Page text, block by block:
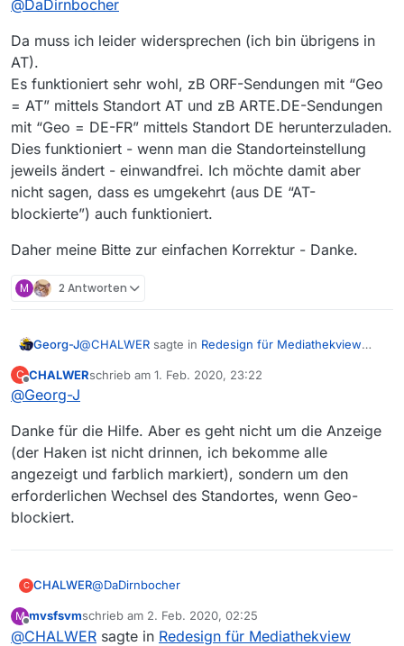
“AT” besteht und 3SAT sowie ARTE.DE auf
“DE” oder “FR” bestehen. Es kommt immer
hintereinander gereiht sind und daher ein
Wechsel erforderlich ist.
Nein, es ist kein Wechsel in den MV-
Einstellungen notwendig.
GEO-Lock “DE” runterladen möchtest, kann Dir
keine Einstellung in MV helfen.
@DaDirnbocher
Da muss ich leider widersprechen (ich bin übrigens in
AT).
Es funktioniert sehr wohl, zB ORF-Sendungen mit “Geo
= AT” mittels Standort AT und zB ARTE.DE-Sendungen
mit “Geo = DE-FR” mittels Standort DE herunterzuladen.
Dies funktioniert - wenn man die Standorteinstellung
jeweils ändert - einwandfrei. Ich möchte damit aber
nicht sagen, dass es umgekehrt (aus DE “AT-
blockierte”) auch funktioniert.
Daher meine Bitte zur einfachen Korrektur - Danke.
M 2 Antworten
Georg-J@CHALWER sagte in Redesign für Mediathekview
Da bei manchen Sendungen der ORF auf “AT”
besteht und 3SAT sowie ARTE.DE auf “DE” oder
“FR” bestehen. Es kommt immer wieder vor,
dass solche Sendungen hintereinander gereiht
sind und daher ein Wechsel erforderlich ist.
Nimm bei deiner Blacklisteinstellung den Haken bei
“Filme, die per Geoblocking gesperrt sind, nicht
anzeigen” raus.
C
Offline
CHALWERschrieb am 1. Feb. 2020, 23:22
zuletzt editiert von
@Georg-J
Danke für die Hilfe. Aber es geht nicht um die Anzeige
(der Haken ist nicht drinnen, ich bekomme alle
angezeigt und farblich markiert), sondern um den
erforderlichen Wechsel des Standortes, wenn Geo-
blockiert.
C CHALWER@DaDirnbocher
Da muss ich leider widersprechen (ich bin übrigens
in AT).
M
Offline
mvsfsvmschrieb am 2. Feb. 2020, 02:25
zuletzt editiert von
@CHALWER sagte in Redesign für Mediathekview